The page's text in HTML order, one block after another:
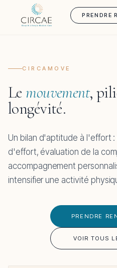
PRENDRE
CIRCAMOVE
Lemouvement,
longévité.
Un bilan d'aptitude à l'effort :
d'effort, évaluation de la
accompagnement
intensifier une activité
PRENDRE
VOIR TOUS